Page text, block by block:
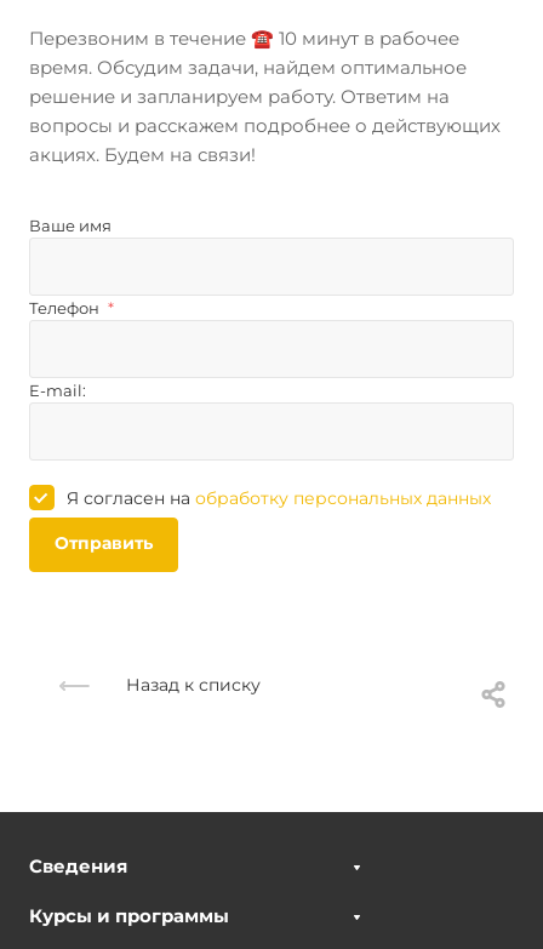
Перезвоним в течение ☎️ 10 минут в рабочее
время. Обсудим задачи, найдем оптимальное
решение и запланируем работу. Ответим на
вопросы и расскажем подробнее о действующих
акциях. Будем на связи!
Ваше имя
Телефон *
E-mail:
Я согласен на обработку персональных данных
Отправить
Назад к списку
Сведения
Курсы и программы